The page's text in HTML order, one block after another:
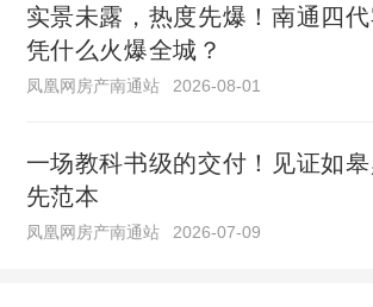
实景未露，热度先爆！南通四代
凭什么火爆全城？
凤凰网房产南通站 2026-08-01
一场教科书级的交付！见证如
先范本
凤凰网房产南通站 2026-07-09